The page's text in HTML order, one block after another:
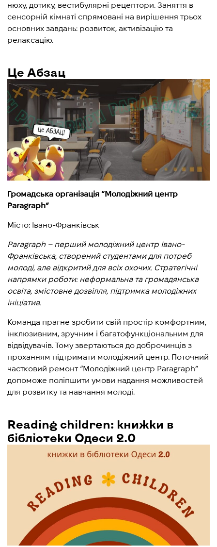
нюху, дотику, вестибулярні рецептори. Заняття в
сенсорній кімнаті спрямовані на вирішення трьох
основних завдань: розвиток, активізацію та
релаксацію.
Це Абзац
Громадська організація “Молодіжний центр
Paragraph”
Місто: Івано-Франківськ
Paragraph – перший молодіжний центр Івано-
Франківська, створений студентами для потреб
молоді, але відкритий для всіх охочих. Стратегічні
напрямки роботи: неформальна та громадянська
освіта, змістовне дозвілля, підтримка молодіжних
ініціатив.
Команда прагне зробити свій простір комфортним,
інклюзивним, зручним і багатофункціональним для
відвідувачів. Тому звертаються до доброчинців з
проханням підтримати молодіжний центр. Поточний
частковий ремонт “Молодіжний центр Paragraph”
допоможе поліпшити умови надання можливостей
для розвитку та навчання молоді.
Reading children: книжки в
бібліотеки Одеси 2.0